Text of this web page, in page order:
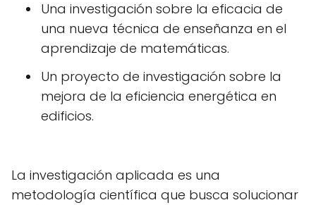
Una investigación sobre la eficacia de
una nueva técnica de enseñanza en el
aprendizaje de matemáticas.
Un proyecto de investigación sobre la
mejora de la eficiencia energética en
edificios.
La investigación aplicada es una
metodología científica que busca solucionar